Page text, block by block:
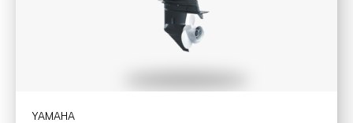
YAMAHA